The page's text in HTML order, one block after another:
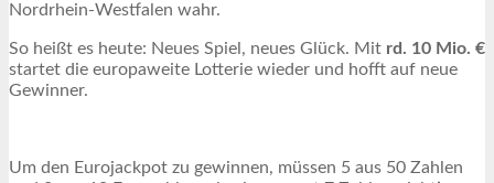
Nordrhein-Westfalen wahr.
So heißt es heute: Neues Spiel, neues Glück. Mit rd. 10 Mio. €
startet die europaweite Lotterie wieder und hofft auf neue
Gewinner.
Um den Eurojackpot zu gewinnen, müssen 5 aus 50 Zahlen